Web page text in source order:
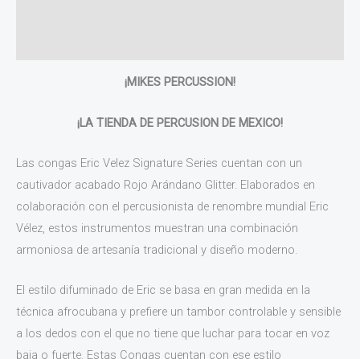
¡MIKES PERCUSSION!
¡LA TIENDA DE PERCUSION DE MEXICO!
Las congas Eric Velez Signature Series cuentan con un
cautivador acabado Rojo Arándano Glitter. Elaborados en
colaboración con el percusionista de renombre mundial Eric
Vélez, estos instrumentos muestran una combinación
armoniosa de artesanía tradicional y diseño moderno.
El estilo difuminado de Eric se basa en gran medida en la
técnica afrocubana y prefiere un tambor controlable y sensible
a los dedos con el que no tiene que luchar para tocar en voz
baja o fuerte. Estas Congas cuentan con ese estilo